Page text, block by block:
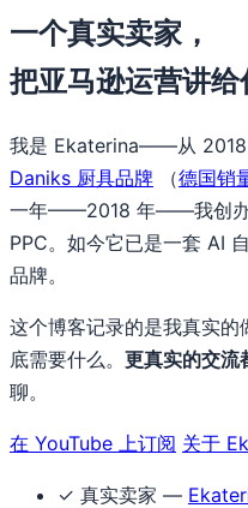
一个真实卖家，
把亚马逊运营讲给
我是 Ekaterina——从 2018
Daniks 厨具品牌 （德国销
一年——2018 年——我创
PPC。如今它已是一套 AI
品牌。
这个博客记录的是我真实
底需要什么。 更真实的交流
聊。
在 YouTube 上订阅 关于
✓ 真实卖家 —